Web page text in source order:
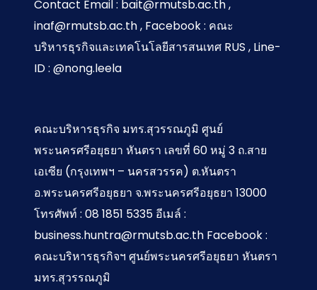
Contact Email : bait@rmutsb.ac.th ,
inaf@rmutsb.ac.th , Facebook : คณะ
บริหารธุรกิจและเทคโนโลยีสารสนเทศ RUS , Line-
ID : @nong.leela
คณะบริหารธุรกิจ มทร.สุวรรณภูมิ ศูนย์
พระนครศรีอยุธยา หันตรา เลขที่ 60 หมู่ 3 ถ.สาย
เอเซีย (กรุงเทพฯ – นครสวรรค) ต.หันตรา
อ.พระนครศรีอยุธยา จ.พระนครศรีอยุธยา 13000
โทรศัพท์ : 08 1851 5335 อีเมล์ :
business.huntra@rmutsb.ac.th Facebook :
คณะบริหารธุรกิจฯ ศูนย์พระนครศรีอยุธยา หันตรา
มทร.สุวรรณภูมิ